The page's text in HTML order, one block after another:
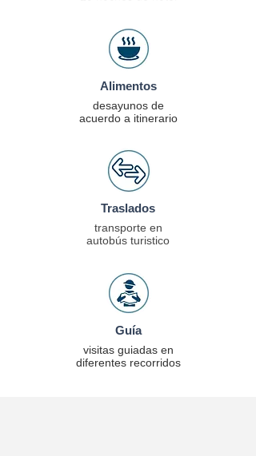
Alimentos
desayunos de
acuerdo a itinerario
Traslados
transporte en
autobús turistico
Guía
visitas guiadas en
diferentes recorridos